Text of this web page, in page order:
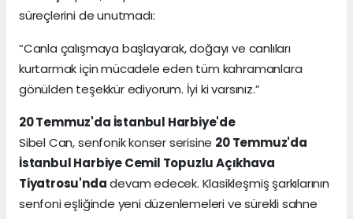
süreçlerini de unutmadı:
“Canla çalışmaya başlayarak, doğayı ve canlıları
kurtarmak için mücadele eden tüm kahramanlara
gönülden teşekkür ediyorum. İyi ki varsınız.”
20 Temmuz'da İstanbul Harbiye'de
Sibel Can, senfonik konser serisine 20 Temmuz'da
İstanbul Harbiye Cemil Topuzlu Açıkhava
Tiyatrosu'ndadevam edecek. Klasikleşmiş şarkılarının
senfoni eşliğinde yeni düzenlemeleri ve sürekli sahne